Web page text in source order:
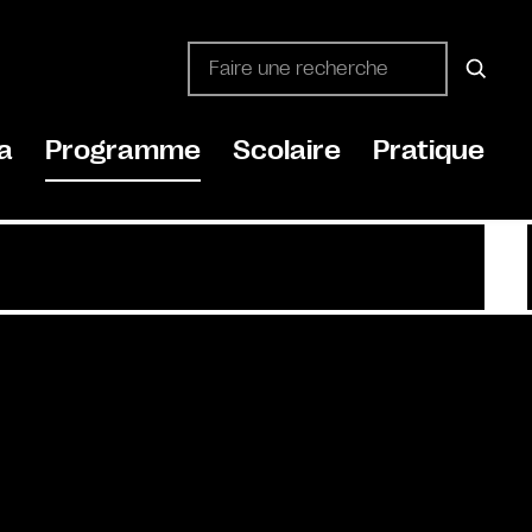
Programme Scolaire Pratique